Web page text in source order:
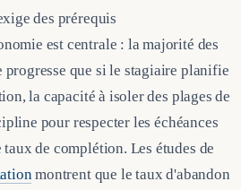
des prérequis
est centrale : la majorité des
progresse que si le stagiaire planifie
la capacité à isoler des plages de
pour respecter les échéances
de complétion. Les études de
montrent que le taux d'abandon